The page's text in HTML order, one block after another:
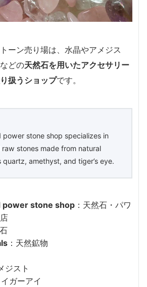
ーン売り場は、水晶やアメジス
どの天然石を用いたアクセサリー
扱うショップです。
power stone shop specializes in
stones made from natural
quartz, amethyst, and tiger’s eye.
power stone shop ：天然石・パワ
：天然鉱物
ジスト
イガーアイ